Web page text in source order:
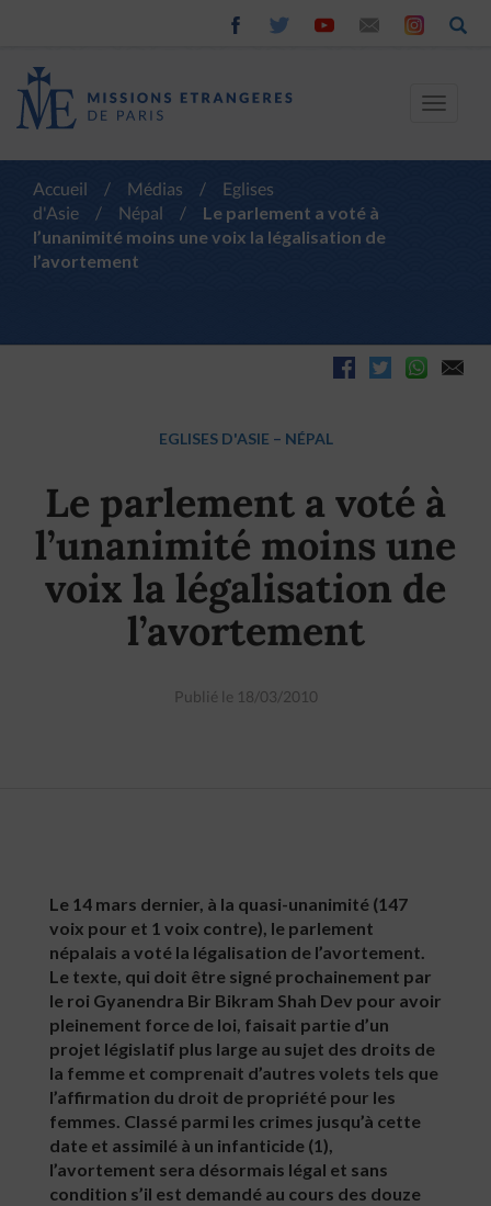
Toggle
Accueil / Médias /
Eglises
d'Asie
/ Népal /
Le parlement a voté à
l’unanimité moins une voix la légalisation de
l’avortement
EGLISES D'ASIE – NÉPAL
Le parlement a voté à
l’unanimité moins une
voix la légalisation de
l’avortement
Publié le 18/03/2010
Le 14 mars dernier, à la quasi-unanimité (147
voix pour et 1 voix contre), le parlement
népalais a voté la légalisation de l’avortement.
Le texte, qui doit être signé prochainement par
le roi Gyanendra Bir Bikram Shah Dev pour avoir
pleinement force de loi, faisait partie d’un
projet législatif plus large au sujet des droits de
la femme et comprenait d’autres volets tels que
l’affirmation du droit de propriété pour les
femmes. Classé parmi les crimes jusqu’à cette
date et assimilé à un infanticide (1),
l’avortement sera désormais légal et sans
condition s’il est demandé au cours des douze